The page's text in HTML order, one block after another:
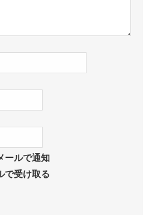
ールで通知
で受け取る